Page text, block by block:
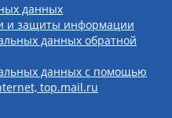
данных
и защиты информации
данных обратной
данных с помощью
top.mail.ru